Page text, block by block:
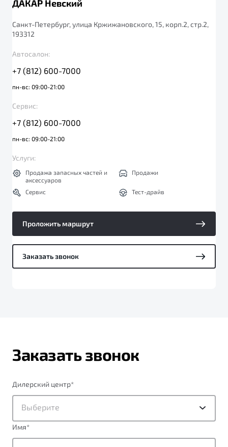
ДАКАР Невский
Санкт-Петербург, улица Кржижановского, 15, корп.2, стр.2,
193312
Автосалон:
+7 (812) 600-7000
пн-вс: 09:00-21:00
Сервис:
+7 (812) 600-7000
пн-вс: 09:00-21:00
Услуги:
Продажа запасных частей и
аксессуаров
Продажи
Сервис Тест-драйв
Проложить маршрут
Заказать звонок
Заказать звонок
Дилерский центр*
Выберите
Имя*